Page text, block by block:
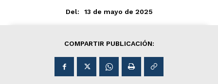
Del: 13 de mayo de 2025
COMPARTIR PUBLICACIÓN: